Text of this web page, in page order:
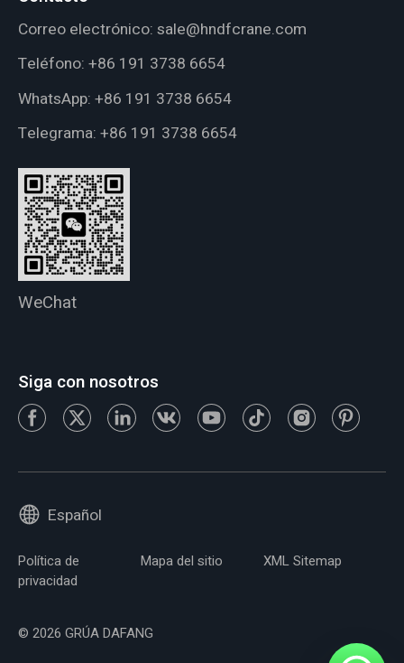
Correo electrónico: sale@hndfcrane.com
Teléfono: +86 191 3738 6654
WhatsApp: +86 191 3738 6654
Telegrama: +86 191 3738 6654
WeChat
Siga con nosotros
Español
Política de
privacidad
Mapa del sitio XML Sitemap
© 2026 GRÚA DAFANG